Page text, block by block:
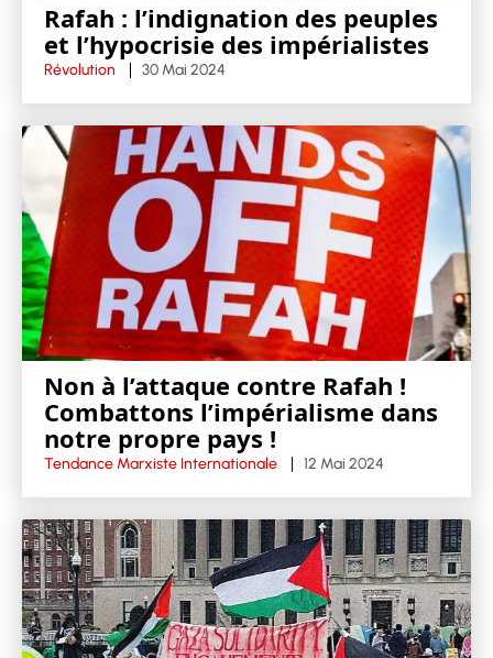
Rafah : l’indignation des peuples
et l’hypocrisie des impérialistes
Révolution 30 Mai 2024
Non à l’attaque contre Rafah !
Combattons l’impérialisme dans
notre propre pays !
Tendance Marxiste Internationale 12 Mai 2024